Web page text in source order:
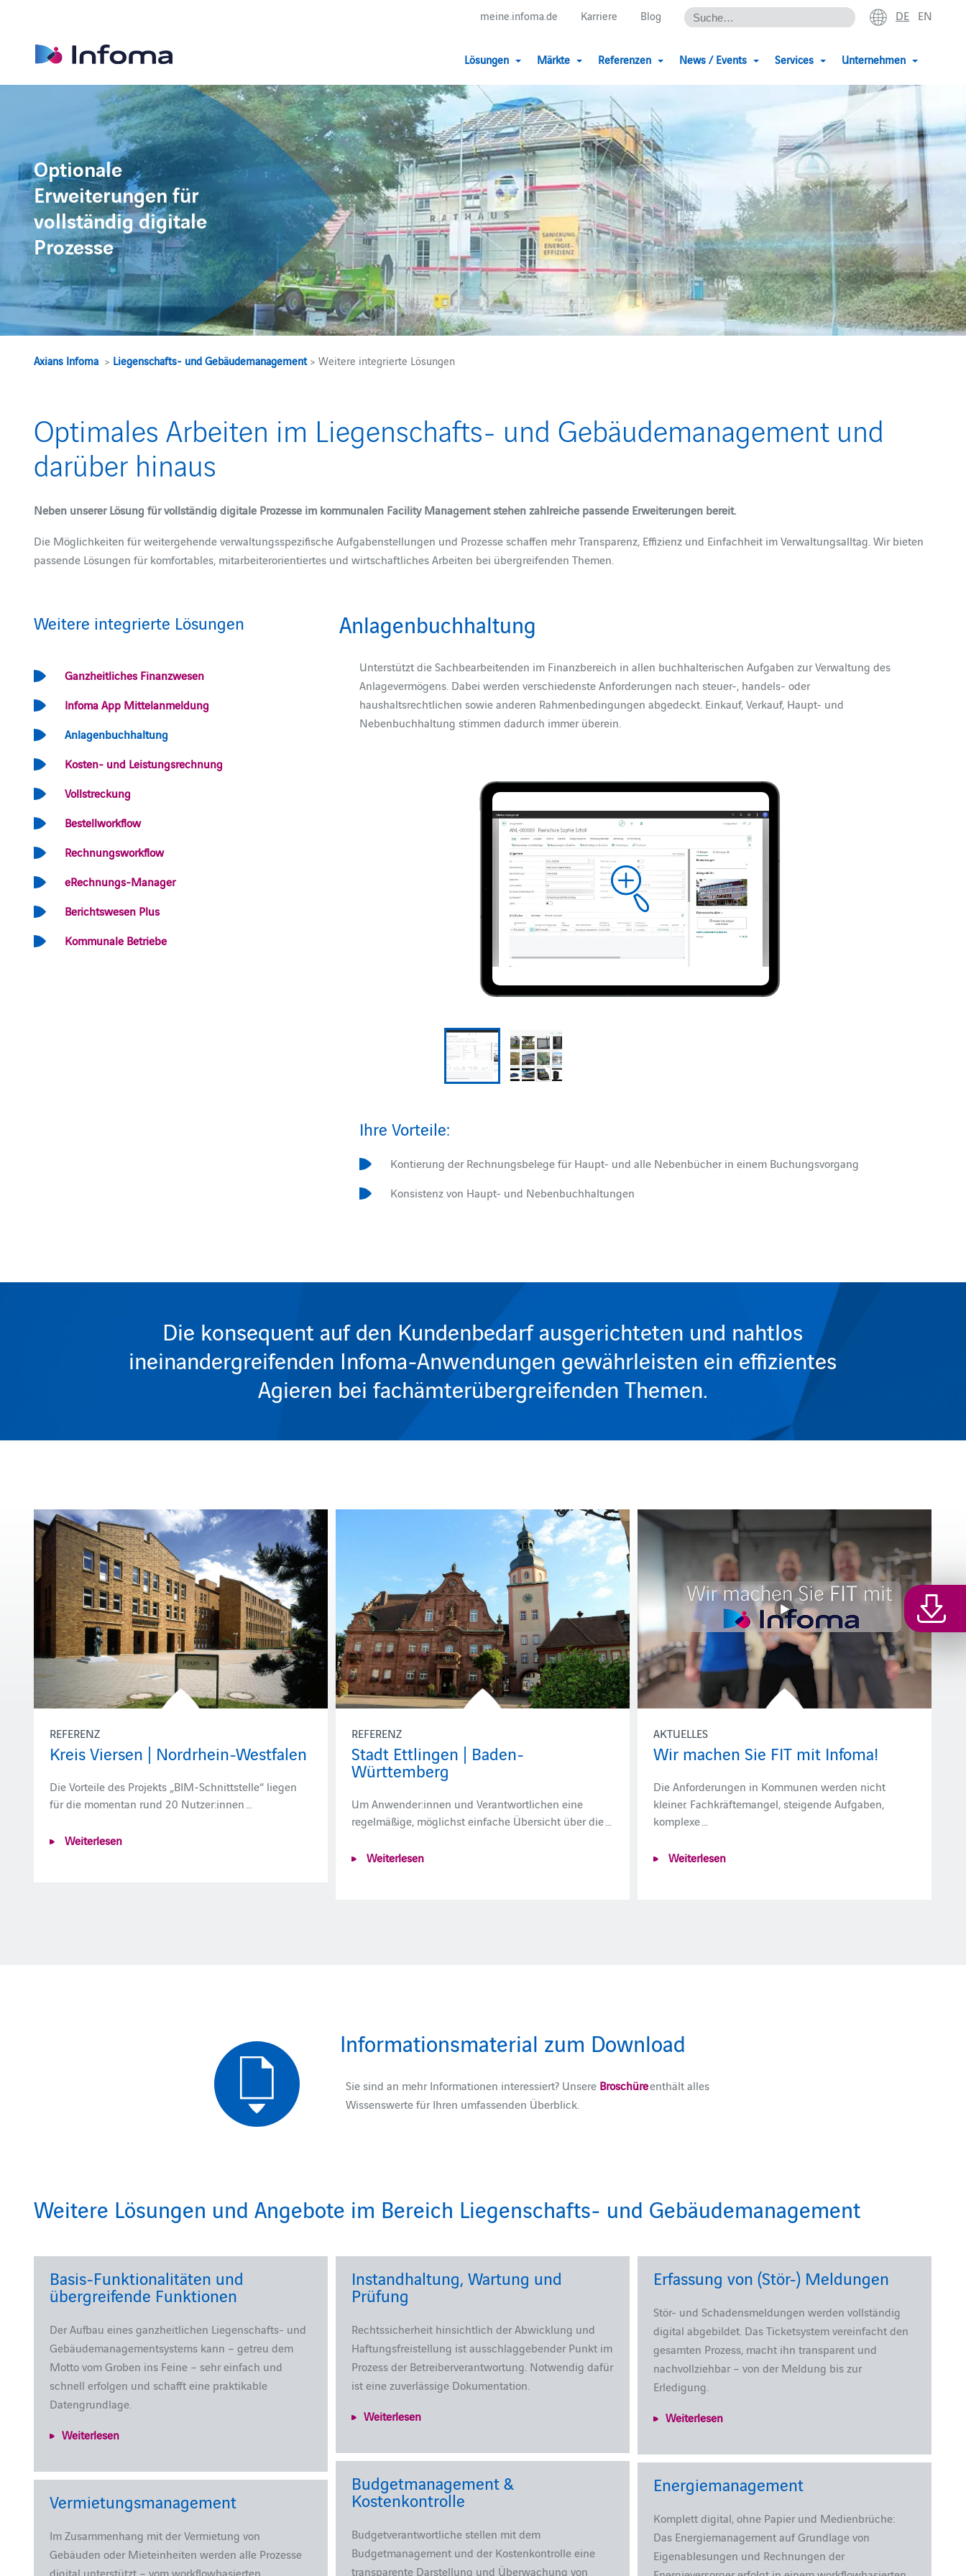
meine.infoma.de Karriere Blog DE EN
Lösungen Märkte Referenzen News / Events Services Unternehmen
Optionale
Erweiterungen für
vollständig digitale
Prozesse
Axians Infoma > Liegenschafts- und Gebäudemanagement> Weitere integrierte Lösungen
Optimales Arbeiten im Liegenschafts- und Gebäudemanagement und
darüber hinaus
Neben unserer Lösung für vollständig digitale Prozesse im kommunalen Facility Management stehen zahlreiche passende Erweiterungen bereit.
Die Möglichkeiten für weitergehende verwaltungsspezifische Aufgabenstellungen und Prozesse schaffen mehr Transparenz, Effizienz und Einfachheit im Verwaltungsalltag. Wir bieten
passende Lösungen für komfortables, mitarbeiterorientiertes und wirtschaftliches Arbeiten bei übergreifenden Themen.
Weitere integrierte Lösungen
Ganzheitliches Finanzwesen
Infoma App Mittelanmeldung
Anlagenbuchhaltung
Kosten- und Leistungsrechnung
Vollstreckung
Bestellworkflow
Rechnungsworkflow
eRechnungs-Manager
Berichtswesen Plus
Kommunale Betriebe
Anlagenbuchhaltung
Unterstützt die Sachbearbeitenden im Finanzbereich in allen buchhalterischen Aufgaben zur Verwaltung des
Anlagevermögens. Dabei werden verschiedenste Anforderungen nach steuer-, handels- oder
haushaltsrechtlichen sowie anderen Rahmenbedingungen abgedeckt. Einkauf, Verkauf, Haupt- und
Nebenbuchhaltung stimmen dadurch immer überein.
Ihre Vorteile:
Kontierung der Rechnungsbelege für Haupt- und alle Nebenbücher in einem Buchungsvorgang
Konsistenz von Haupt- und Nebenbuchhaltungen
Die konsequent auf den Kundenbedarf ausgerichteten und nahtlos
ineinandergreifenden Infoma-Anwendungen gewährleisten ein effizientes
Agieren bei fachämterübergreifenden Themen.
REFERENZ
Kreis Viersen | Nordrhein-Westfalen
Die Vorteile des Projekts „BIM-Schnittstelle“ liegen
für die momentan rund 20 Nutzer:innen …
Weiterlesen
REFERENZ
Stadt Ettlingen | Baden-
Württemberg
Um Anwender:innen und Verantwortlichen eine
regelmäßige, möglichst einfache Übersicht über die …
Weiterlesen
AKTUELLES
Wir machen Sie FIT mit Infoma!
Die Anforderungen in Kommunen werden nicht
kleiner. Fachkräftemangel, steigende Aufgaben,
komplexe …
Weiterlesen
Informationsmaterial zum Download
Sie sind an mehr Informationen interessiert? Unsere Broschüreenthält alles
Wissenswerte für Ihren umfassenden Überblick.
Weitere Lösungen und Angebote im Bereich Liegenschafts- und Gebäudemanagement
Basis-Funktionalitäten und
übergreifende Funktionen
Der Aufbau eines ganzheitlichen Liegenschafts- und
Gebäudemanagementsystems kann – getreu dem
Motto vom Groben ins Feine – sehr einfach und
schnell erfolgen und schafft eine praktikable
Datengrundlage.
Weiterlesen
Instandhaltung, Wartung und
Prüfung
Rechtssicherheit hinsichtlich der Abwicklung und
Haftungsfreistellung ist ausschlaggebender Punkt im
Prozess der Betreiberverantwortung. Notwendig dafür
ist eine zuverlässige Dokumentation.
Weiterlesen
Erfassung von (Stör-) Meldungen
Stör- und Schadensmeldungen werden vollständig
digital abgebildet. Das Ticketsystem vereinfacht den
gesamten Prozess, macht ihn transparent und
nachvollziehbar – von der Meldung bis zur
Erledigung.
Weiterlesen
Budgetmanagement &
Kostenkontrolle
Budgetverantwortliche stellen mit dem
Budgetmanagement und der Kostenkontrolle eine
transparente Darstellung und Überwachung von
Energiemanagement
Komplett digital, ohne Papier und Medienbrüche:
Das Energiemanagement auf Grundlage von
Eigenablesungen und Rechnungen der
Vermietungsmanagement
Im Zusammenhang mit der Vermietung von
Gebäuden oder Mieteinheiten werden alle Prozesse
digital unterstützt – vom workflowbasierten